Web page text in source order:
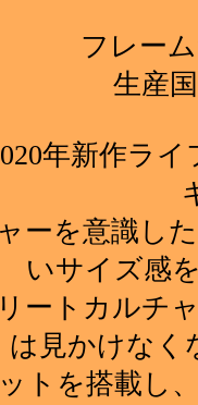
フレー
生産
年新作ラ
ーを意識し
いサイズ感
ートカルチ
は見かけなく
トを搭載し